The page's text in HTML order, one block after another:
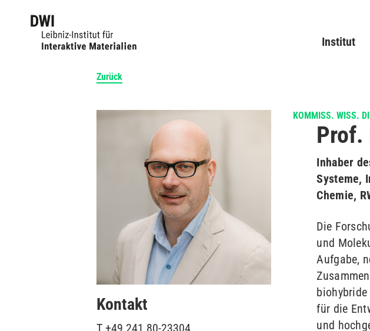
Main
Institut
Zurück
Kontakt
KOMMISS. WISS.
Prof.
Inhaber
Systeme,
Chemie,
Die
und
Aufgabe,
für die
und